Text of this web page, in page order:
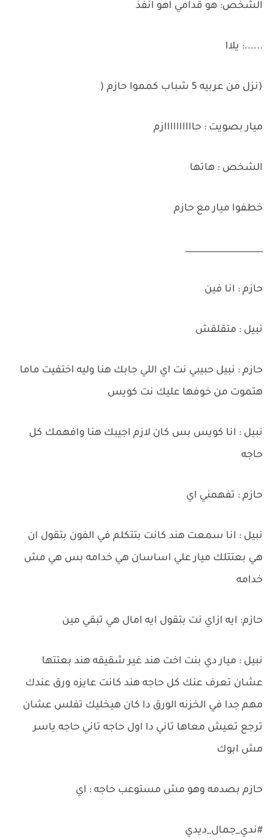
الشخص: هو قدامي اهو انفذ
......: يلاا
(نزل من عربيه 5 شباب كمموا حازم (
ميار بصويت : حاااااااااازم
الشخص : هاتها
خطفوا ميار مع حازم
__________________
حازم : انا فين
نبيل : متقلقش
حازم : نبيل حبيبي نت اي اللي جابك هنا وليه اختفيت ماما
هتموت من خوفها عليك نت كويس
نبيل : انا كويس بس كان لازم اجيبك هنا وافهمك كل
حاجه
حازم : تفهمني اي
نبيل : انا سمعت هند كانت بتتكلم في الفون بتقول ان
هي بعتتلك ميار علي اساسان هي خدامه بس هي مش
خدامه
حازم: ايه ازاي نت بتقول ايه امال هي تبقي مين
نبيل : ميار دي بنت اخت هند غير شقيقه هند بعتتها
عشان تعرف عنك كل حاجه هند كانت عايزه ورق عندك
مهم جدا في الخزنه الورق دا كان هيخليك تفلس عشان
ترجع تعيش معاها تاني دا اول حاجه تاني حاجه ياسر
مش ابوك
حازم بصدمه وهو مش مستوعب حاجه : اي
#ندي_جمال_ديدي